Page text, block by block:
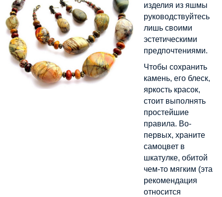
изделия из яшмы
руководствуйтесь
лишь своими
эстетическими
предпочтениями.
Чтобы сохранить
камень, его блеск,
яркость красок,
стоит выполнять
простейшие
правила. Во-
первых, храните
самоцвет в
шкатулке, обитой
чем-то мягким (эта
рекомендация
относится